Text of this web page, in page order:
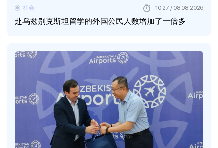
赴乌兹别克斯坦留学的外国公民人数增加了一倍多
社会 10:27 / 08.08.2026